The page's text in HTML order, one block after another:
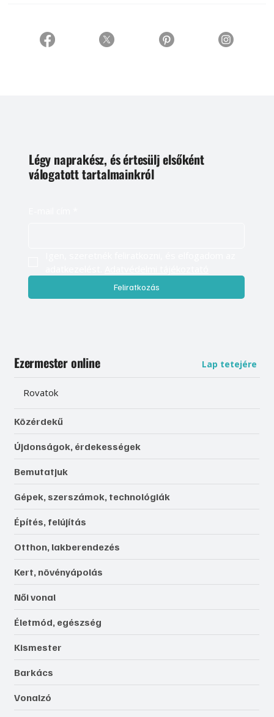
Légy naprakész, és értesülj elsőként
válogatott tartalmainkról
Feliratkozás
Ezermester online Lap tetejére
Rovatok
Közérdekű
Újdonságok, érdekességek
Bemutatjuk
Gépek, szerszámok, technológiák
Építés, felújítás
Otthon, lakberendezés
Kert, növényápolás
Női vonal
Életmód, egészség
Kismester
Barkács
Vonalzó